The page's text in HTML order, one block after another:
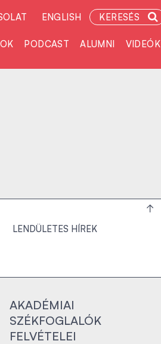
ENGLISH KERESÉS
PODCAST ALUMNI VIDEÓK
LENDÜLETES HÍREK
AKADÉMIAI
SZÉKFOGLALÓK
FELVÉTELEI